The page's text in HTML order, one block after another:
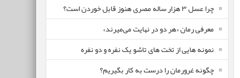
چرا عسل ۳ هزار ساله‌ مصری هنوز قابل خوردن است؟
معرفی رمان «هر دو در نهایت می‌میرند»
نمونه هایی از تخت های تاشو یک نفره و دو نفره
چگونه غرورمان را درست به کار بگیریم؟